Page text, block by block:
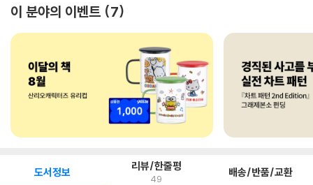
이 분야의 이벤트 7
도서정보 리뷰/한줄평
49 배송/반품/교환